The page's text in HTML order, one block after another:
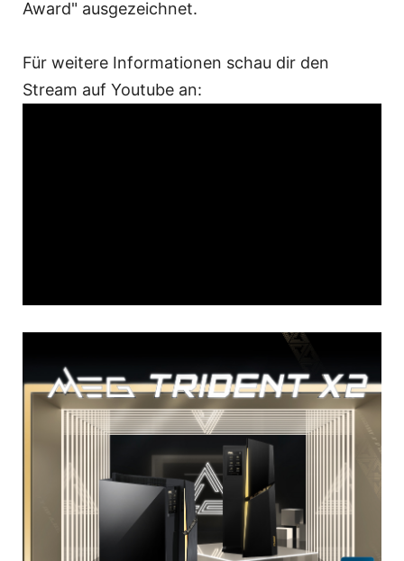
Award" ausgezeichnet.
Für weitere Informationen schau dir den
Stream auf Youtube an: